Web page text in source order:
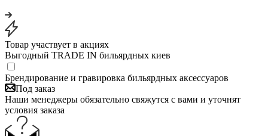
Товар участвует в акциях
Выгодный TRADE IN бильярдных киев
Брендирование и гравировка бильярдных аксессуаров
Под заказ
Наши менеджеры обязательно свяжутся с вами и уточнят
условия заказа